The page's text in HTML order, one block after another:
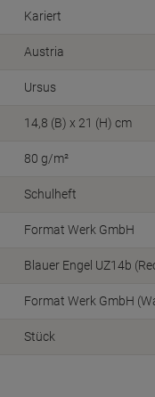
Kariert
Austria
Ursus
14,8 (B) x 21 (H) cm
80 g/m²
Schulheft
Format Werk GmbH
Blauer Engel UZ14b
Format Werk GmbH
Stück